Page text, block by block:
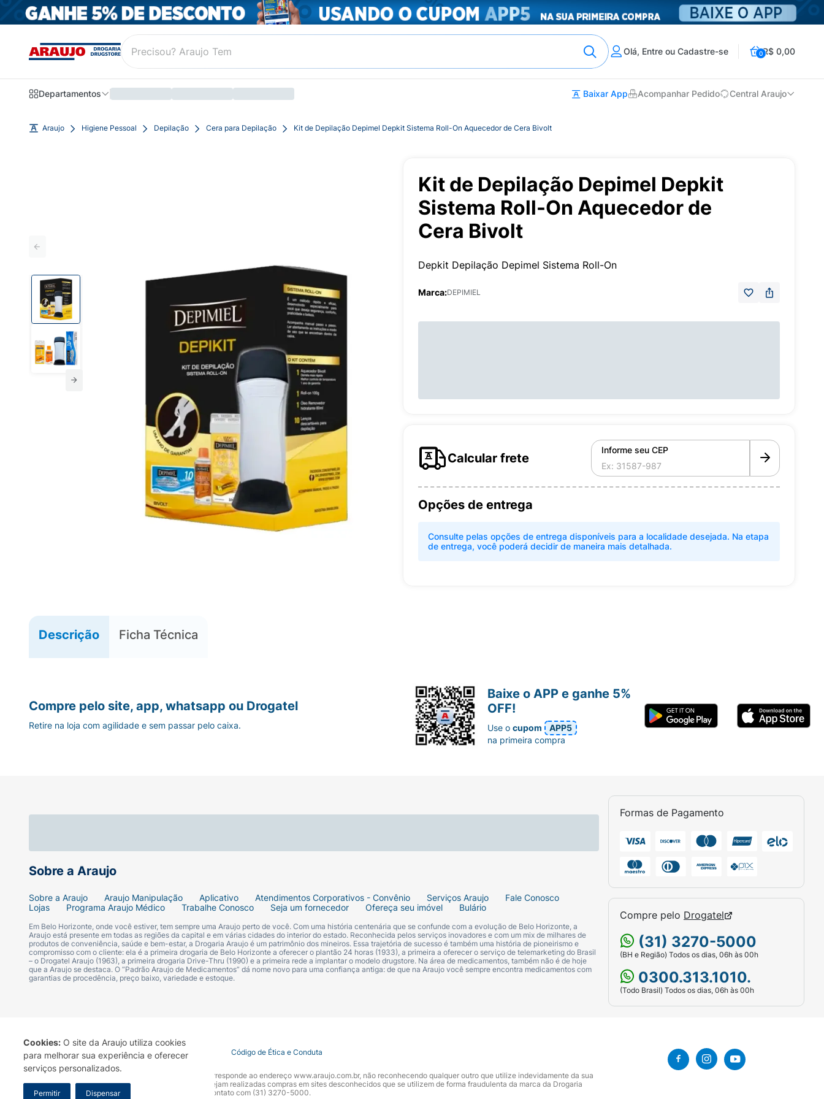
Cookies: O site da Araujo utiliza cookies
para melhorar sua experiência e oferecer
serviços personalizados.
Permitir Dispensar
Olá, Entre ou Cadastre-se 0R$ 0,00
Departamentos Baixar App Acompanhar Pedido Central Araujo
Araujo Higiene Pessoal Depilação Cera para Depilação Kit de Depilação Depimel Depkit Sistema Roll-On Aquecedor de Cera Bivolt
Kit de Depilação Depimel Depkit
Sistema Roll-On Aquecedor de
Cera Bivolt
Depkit Depilação Depimel Sistema Roll-On
Marca:DEPIMIEL
Calcular frete
Informe seu CEP
Opções de entrega
Consulte pelas opções de entrega disponíveis para a localidade desejada. Na etapa
de entrega, você poderá decidir de maneira mais detalhada.
Descrição Ficha Técnica
Sobre a Araujo
Sobre a Araujo Araujo Manipulação Aplicativo Atendimentos Corporativos - Convênio Serviços Araujo
Fale Conosco
Lojas
Programa Araujo Médico Trabalhe Conosco Seja um fornecedor Ofereça seu imóvel Bulário
Em Belo Horizonte, onde você estiver, tem sempre uma Araujo perto de você. Com uma história centenária que se confunde com a evolução de Belo Horizonte, a
Araujo está presente em todas as regiões da capital e em várias cidades do interior do estado. Reconhecida pelos serviços inovadores e com um mix de milhares de
produtos de conveniência, saúde e bem-estar, a Drogaria Araujo é um patrimônio dos mineiros. Essa trajetória de sucesso é também uma história de pioneirismo e
compromisso com o cliente: ela é a primeira drogaria de Belo Horizonte a oferecer o plantão 24 horas (1933), a primeira a oferecer o serviço de telemarketing do Brasil
– o Drogatel Araujo (1963), a primeira drogaria Drive-Thru (1990) e a primeira rede a implantar o modelo drugstore. Na área de medicamentos, também não é de hoje
que a Araujo se destaca. O “Padrão Araujo de Medicamentos” dá nome novo para uma confiança antiga: de que na Araujo você sempre encontra medicamentos com
garantias de procedência, preço baixo, variedade e estoque.
Formas de Pagamento
Compre pelo Drogatel
(31) 3270-5000
(BH e Região) Todos os dias, 06h às 00h
0300.313.1010.
(Todo Brasil) Todos os dias, 06h às 00h
Compre pelo site, app, whatsapp ou Drogatel
Retire na loja com agilidade e sem passar pelo caixa.
Baixe o APP e ganhe 5%
OFF!
Use ocupom
APP5
na primeira compra
Termo de Uso Portal da Privacidade Covid-19 Código de Ética e Conduta
A Drogaria Araujo S/A informa que o seu site oficial corresponde ao endereço www.araujo.com.br, não reconhecendo qualquer outro que utilize indevidamente da sua
marca. Para sua segurança recomendamos que não sejam realizadas compras em sites desconhecidos que se utilizem de forma fraudulenta da marca da Drogaria
Araujo S.A. Em caso de dúvidas, gentileza entrar em contato com (31) 3270-5000.